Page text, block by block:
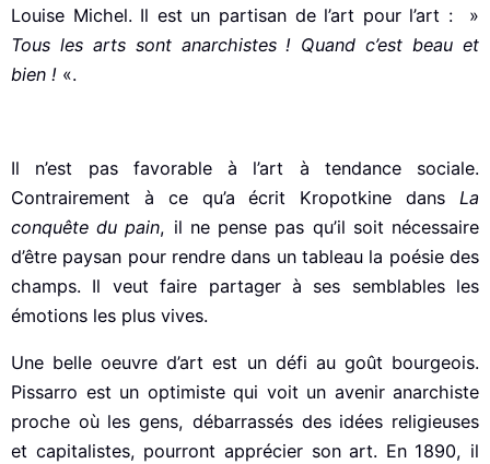
Louise Michel. Il est un partisan de l’art pour l’art : »
Tous les arts sont anarchistes ! Quand c’est beau et
bien ! «.
Il n’est pas favorable à l’art à tendance sociale.
Contrairement à ce qu’a écrit Kropotkine dans La
conquête du pain, il ne pense pas qu’il soit nécessaire
d’être paysan pour rendre dans un tableau la poésie des
champs. Il veut faire partager à ses semblables les
émotions les plus vives.
Une belle oeuvre d’art est un défi au goût bourgeois.
Pissarro est un optimiste qui voit un avenir anarchiste
proche où les gens, débarrassés des idées religieuses
et capitalistes, pourront apprécier son art. En 1890, il